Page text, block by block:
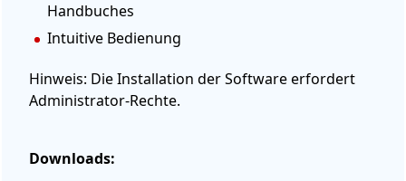
Handbuches
Intuitive Bedienung
Hinweis: Die Installation der Software erfordert
Administrator-Rechte.
Downloads: